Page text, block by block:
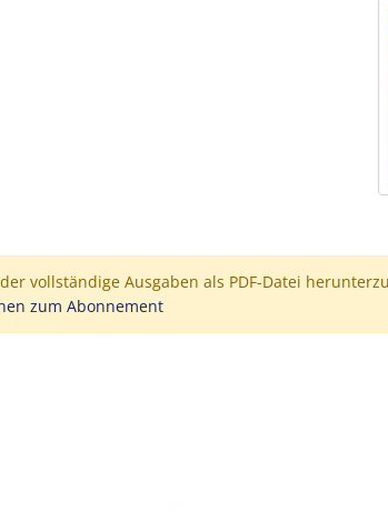
vollständige Ausgaben als PDF-Datei
zum Abonnement